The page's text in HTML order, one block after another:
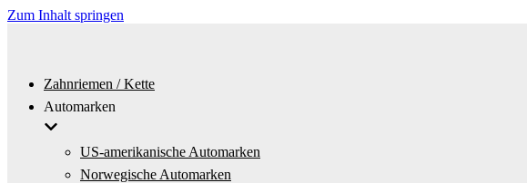
Zum Inhalt springen
Zahnriemen / Kette
Automarken
US-amerikanische Automarken
Norwegische Automarken